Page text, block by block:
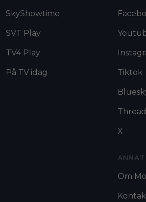
SkyShowtime
SVT Play
TV4 Play
På TV idag Tiktok
X
ANNAT
Om